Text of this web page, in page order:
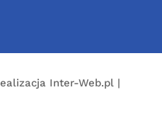
Inter-Web.pl |